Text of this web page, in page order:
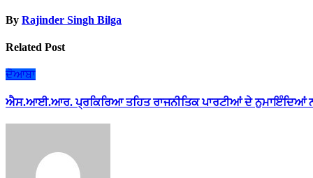
By Rajinder Singh Bilga
Related Post
ਦੋਆਬਾ
ਐਸ.ਆਈ.ਆਰ. ਪ੍ਰਕਿਰਿਆ ਤਹਿਤ ਰਾਜਨੀਤਿਕ ਪਾਰਟੀਆਂ ਦੇ ਨੁਮਾਇੰਦਿਆਂ